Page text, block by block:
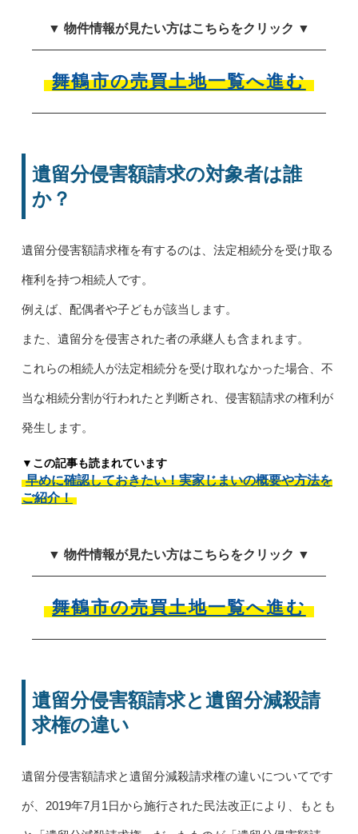
▼ 物件情報が見たい方はこちらをクリック ▼
舞鶴市の売買土地一覧へ進む
遺留分侵害額請求の対象者は誰
か？
遺留分侵害額請求権を有するのは、法定相続分を受け取る
権利を持つ相続人です。
例えば、配偶者や子どもが該当します。
また、遺留分を侵害された者の承継人も含まれます。
これらの相続人が法定相続分を受け取れなかった場合、不
当な相続分割が行われたと判断され、侵害額請求の権利が
発生します。
▼この記事も読まれています
早めに確認しておきたい！実家じまいの概要や方法を
ご紹介！
▼ 物件情報が見たい方はこちらをクリック ▼
舞鶴市の売買土地一覧へ進む
遺留分侵害額請求と遺留分減殺請
求権の違い
遺留分侵害額請求と遺留分減殺請求権の違いについてです
が、2019年7月1日から施行された民法改正により、もとも